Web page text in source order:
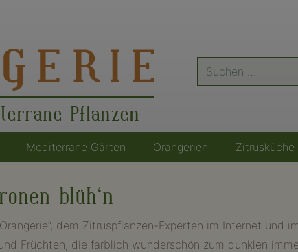
Pflanzen
Suche
nach:
Mediterrane Gärten Orangerien Zitrusküche
blüh‘n
dem Zitruspflanzen-Experten im Internet und
Früchten, die farblich wunderschön zum dunklen